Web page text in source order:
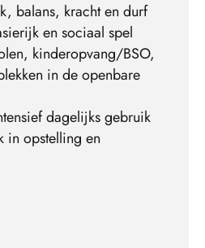
balans, kracht en durf
en sociaal spel
kinderopvang/BSO,
in de openbare
dagelijks gebruik
in opstelling en